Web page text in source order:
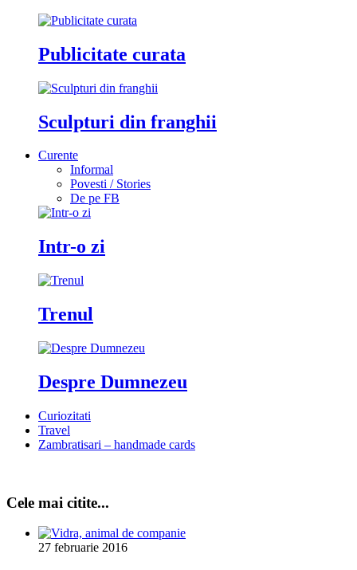
Publicitate curata
Sculpturi din franghii
Curente
Informal
Povesti / Stories
De pe FB
Intr-o zi
Trenul
Despre Dumnezeu
Curiozitati
Travel
Zambratisari – handmade cards
Cele mai citite...
27 februarie 2016